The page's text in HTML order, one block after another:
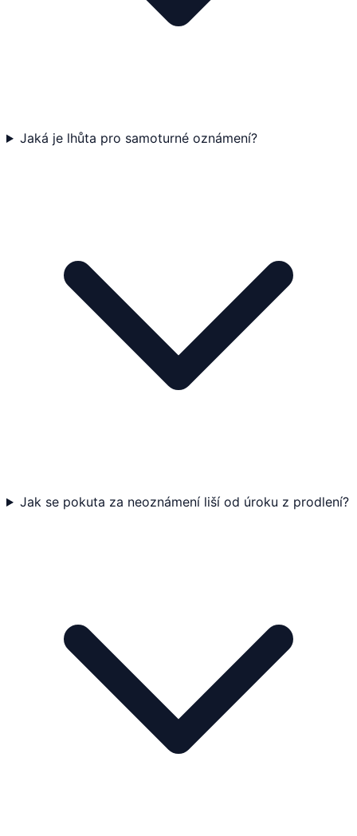
Jaká je lhůta pro samoturné oznámení?
Jak se pokuta za neoznámení liší od úroku z prodlení?